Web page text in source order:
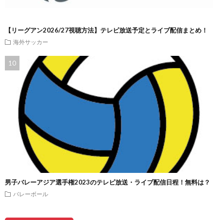
【リーグアン2026/27視聴方法】テレビ放送予定とライブ配信まとめ！
海外サッカー
男子バレーアジア選手権2023のテレビ放送・ライブ配信日程！無料は？
バレーボール